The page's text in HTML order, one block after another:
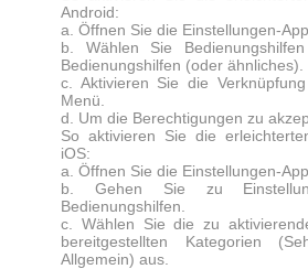
Android:
a. Öffnen Sie die Einstellungen-
b. Wählen Sie
Bedienungshilfen (oder ähnliches).
c. Aktivieren Sie die
Menü.
d. Um die Berechtigungen zu
So aktivieren Sie die
iOS:
a. Öffnen Sie die Einstellungen-
b. Gehen Sie zu
Bedienungshilfen.
c. Wählen Sie die zu
bereitgestellten Kategorien
Allgemein) aus.